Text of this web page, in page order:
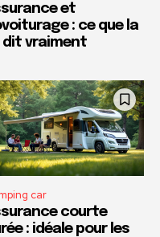
et
: ce que la
dit vraiment
car
courte
: idéale pour les